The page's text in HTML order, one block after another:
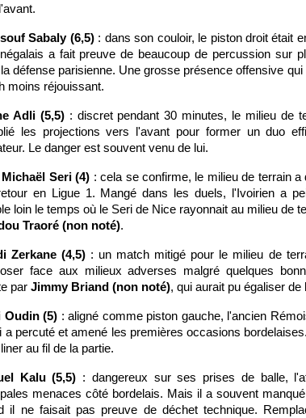
Sabaly (6,5): dans son couloir, le piston droit était
a fait preuve de beaucoup de percussion sur
défense parisienne. Une grosse présence offensive
moins réjouissant.
Adli (5,5): discret pendant 30 minutes, le milieu de
les projections vers l'avant pour former un duo
Le danger est souvent venu de lui.
Seri (4) : cela se confirme, le milieu de terrain
en Ligue 1. Mangé dans les duels, l'Ivoirien a
loin le temps où le Seri de Nice rayonnait au milieu de
Traoré (non noté).
Zerkane (4,5) : un match mitigé pour le milieu de
face aux milieux adverses malgré quelques
par Jimmy Briand (non noté), qui aurait pu égaliser
Oudin (5) : aligné comme piston gauche, l'ancien
a percuté et amené les premières occasions
au fil de la partie.
Kalu (5,5) : dangereux sur ses prises de balle,
menaces côté bordelais. Mais il a souvent
il ne faisait pas preuve de déchet technique.